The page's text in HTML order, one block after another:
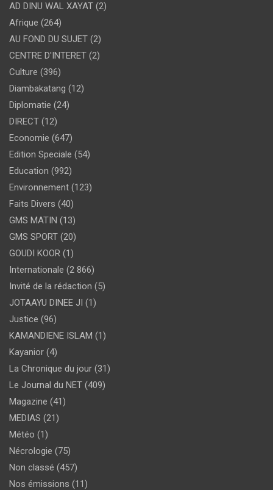
AD DINU WAL XAYAT (2)
Afrique (264)
AU FOND DU SUJET (2)
CENTRE D'INTERET (2)
Culture (396)
Diambakatang (12)
Diplomatie (24)
DIRECT (12)
Economie (647)
Edition Speciale (54)
Education (992)
Environnement (123)
Faits Divers (40)
GMS MATIN (13)
GMS SPORT (20)
GOUDI KOOR (1)
Internationale (2 866)
Invité de la rédaction (5)
JOTAAYU DINEE JI (1)
Justice (96)
KAMANDIENE ISLAM (1)
Kayanior (4)
La Chronique du jour (31)
Le Journal du NET (409)
Magazine (41)
MEDIAS (21)
Météo (1)
Nécrologie (75)
Non classé (457)
Nos émissions (11)